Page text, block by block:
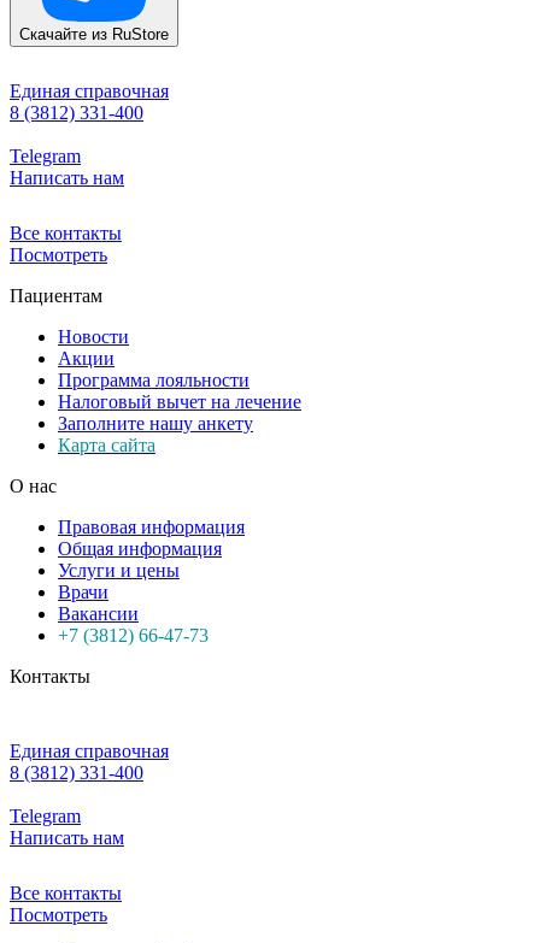
Скачайте из RuStore
Единая справочная
8 (3812) 331-400
Telegram
Написать нам
Все контакты
Посмотреть
Пациентам
Новости
Акции
Программа лояльности
Налоговый вычет на лечение
Заполните нашу анкету
Карта сайта
О нас
Правовая информация
Общая информация
Услуги и цены
Врачи
Вакансии
+7 (3812) 66-47-73
Контакты
Единая справочная
8 (3812) 331-400
Telegram
Написать нам
Все контакты
Посмотреть